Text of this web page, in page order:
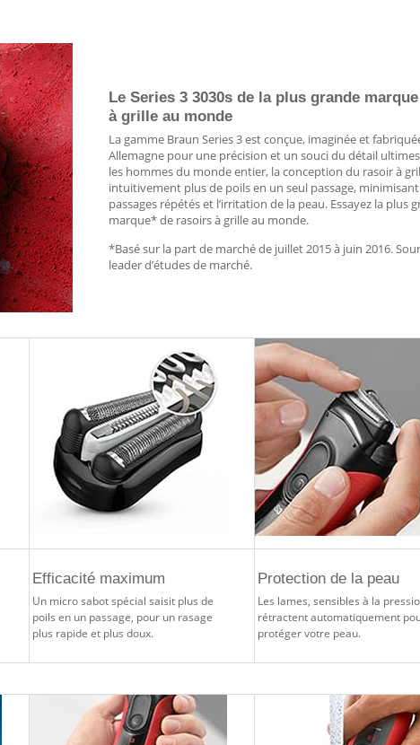
Le Series 3 3030s de la plus grande
à grille au monde
La gamme Braun Series 3 est conçue, imaginée et
Allemagne pour une précision et un souci du détail
les hommes du monde entier, la conception du rasoir à
intuitivement plus de poils en un seul passage,
passages répétés et l’irritation de la peau. Essayez la plus
marque* de rasoirs à grille au monde.
*Basé sur la part de marché de juillet 2015 à juin 2016.
leader d’études de marché.
Efficacité maximum
Un micro sabot spécial saisit plus de
poils en un passage, pour un rasage
plus rapide et plus doux.
Protection de la peau
Les lames, sensibles à la
rétractent automatiquement
protéger votre peau.
Gomme Dépilatoire Facile à Utiliser - San...
1.900 DA 2.900DA
SÉLECTIONNER OPTIONS
Pack 5 pièces
9.200DA